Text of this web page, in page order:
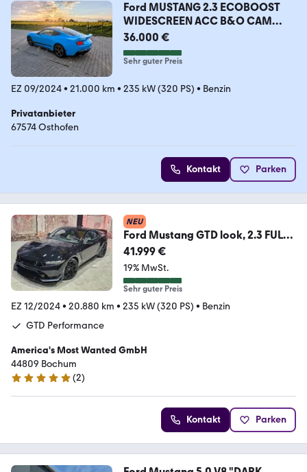
Ford MUSTANG 2.3 ECOBOOST
WIDESCREEN ACC B&O CAM
TOTW
36.000 €
Sehr guter Preis
EZ 09/2024• 21.000 km • 235 kW (320 PS) • Benzin
Privatanbieter
67574 Osthofen
Kontakt Parken
NEU
Ford Mustang GTD look, 2.3 FULL
OPTION
41.999 €
19% MwSt.
Sehr guter Preis
EZ 12/2024• 20.880 km • 235 kW (320 PS) • Benzin
GTD Performance
America's Most Wanted GmbH
44809 Bochum
4.8 Sterne
(2)
Kontakt Parken